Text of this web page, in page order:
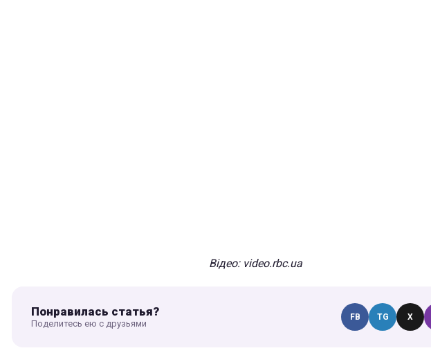
Відео: video.rbc.ua
Понравилась статья?
Поделитесь ею с друзьями
FB TG X